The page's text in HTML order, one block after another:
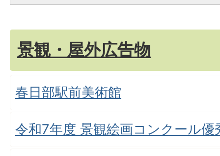
景観・屋外広告物
春日部駅前美術館
令和7年度 景観絵画コンクール優